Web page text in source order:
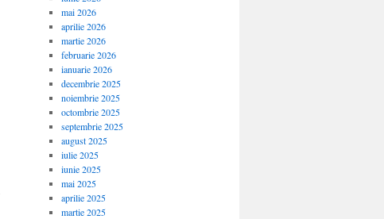
mai 2026
aprilie 2026
martie 2026
februarie 2026
ianuarie 2026
decembrie 2025
noiembrie 2025
octombrie 2025
septembrie 2025
august 2025
iulie 2025
iunie 2025
mai 2025
aprilie 2025
martie 2025